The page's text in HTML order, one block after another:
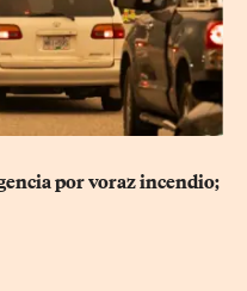
por voraz incendio;